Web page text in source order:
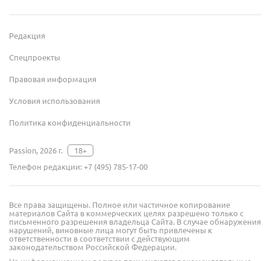
Редакция
Спецпроекты
Правовая информация
Условия использования
Политика конфиденциальности
Passion, 2026 г.
18+
Телефон редакции:+7 (495) 785-17-00
Все права защищены. Полное или частичное копирование
материалов Сайта в коммерческих целях разрешено только с
письменного разрешения владельца Сайта. В случае обнаружения
нарушений, виновные лица могут быть привлечены к
ответственности в соответствии с действующим
законодательством Российской Федерации.